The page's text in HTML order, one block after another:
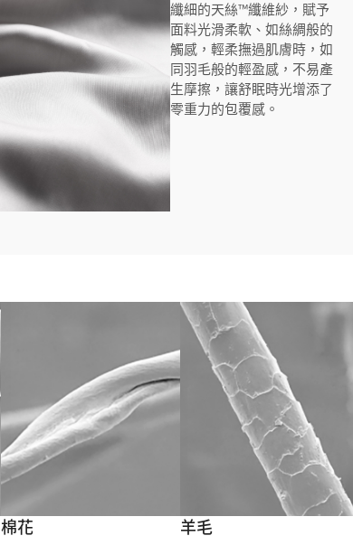
纖細的天絲™纖維紗，賦予
面料光滑柔軟、如絲綢般的
觸感，輕柔撫過肌膚時，如
同羽毛般的輕盈感，不易產
生摩擦，讓舒眠時光增添了
零重力的包覆感。
棉花 羊毛